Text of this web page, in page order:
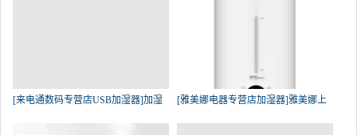
[来电通数码专营店USB加湿器]加湿 [雅美娜电器专营店加湿器]雅美娜上